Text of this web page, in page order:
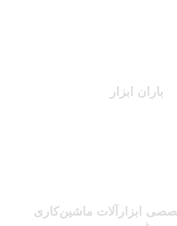
باران ابزار
ابزارآلات ماشین‌کاری